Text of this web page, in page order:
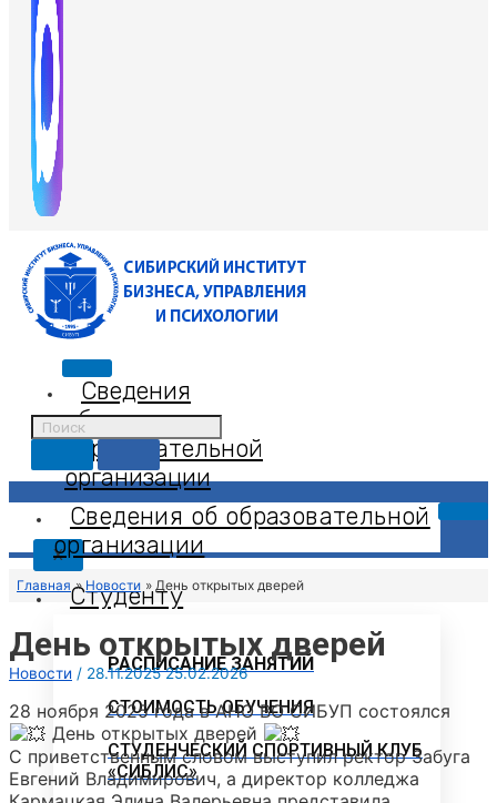
Сведения
об
образовательной
организации
X
Сведения об образовательной
организации
Студенту
РАСПИСАНИЕ ЗАНЯТИЙ
СТОИМОСТЬ ОБУЧЕНИЯ
СТУДЕНЧЕСКИЙ СПОРТИВНЫЙ КЛУБ
«СИБЛИС»
Главная Новости День открытых дверей
День открытых дверей
Новости / 28.11.202525.02.2026
28 ноября 2025 года в АНО ВО СИБУП состоялся
День открытых дверей
С приветственным словом выступил ректор Забуга
Евгений Владимирович, а директор колледжа